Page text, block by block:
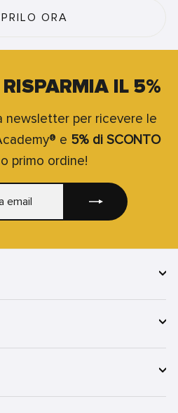
ORA
RISPARMIA IL 5%
newsletter per ricevere le
e 5% di SCONTO
primo ordine!
LA